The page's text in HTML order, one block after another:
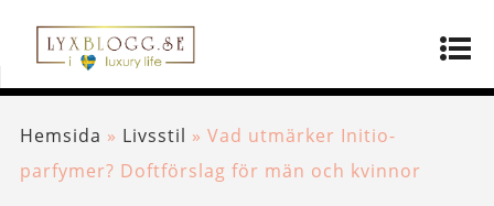
Hemsida » Livsstil » Vad utmärker Initio-
parfymer? Doftförslag för män och kvinnor